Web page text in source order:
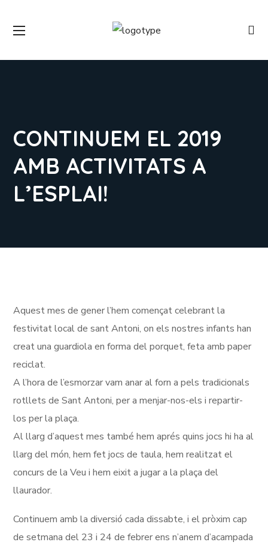
CONTINUEM EL 2019
AMB ACTIVITATS A
L’ESPLAI!
Aquest mes de gener l’hem començat celebrant la
festivitat local de sant Antoni, on els nostres infants han
creat una guardiola en forma del porquet, feta amb paper
reciclat.
A l’hora de l’esmorzar vam anar al forn a pels tradicionals
rotllets de Sant Antoni, per a menjar-nos-els i repartir-
los per la plaça.
Al llarg d’aquest mes també hem aprés quins jocs hi ha al
llarg del món, hem fet jocs de taula, hem realitzat el
concurs de la Veu i hem eixit a jugar a la plaça del
llaurador.
Continuem amb la diversió cada dissabte, i el pròxim cap
de setmana del 23 i 24 de febrer ens n’anem d’acampada